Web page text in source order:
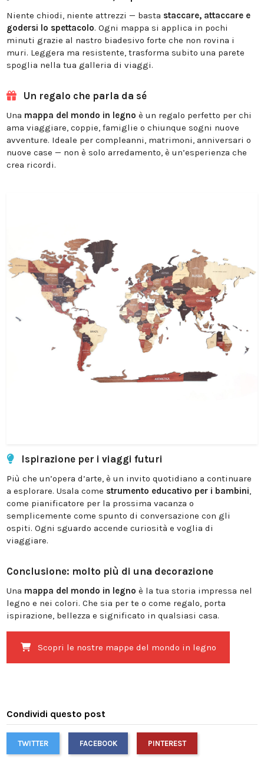
Niente chiodi, niente attrezzi — basta staccare, attaccare e
godersi lo spettacolo. Ogni mappa si applica in pochi
minuti grazie al nastro biadesivo forte che non rovina i
muri. Leggera ma resistente, trasforma subito una parete
spoglia nella tua galleria di viaggi.
Un regalo che parla da sé
Una mappa del mondo in legno è un regalo perfetto per chi
ama viaggiare, coppie, famiglie o chiunque sogni nuove
avventure. Ideale per compleanni, matrimoni, anniversari o
nuove case — non è solo arredamento, è un’esperienza che
crea ricordi.
Ispirazione per i viaggi futuri
Più che un’opera d’arte, è un invito quotidiano a continuare
a esplorare. Usala come strumento educativo per i bambini,
come pianificatore per la prossima vacanza o
semplicemente come spunto di conversazione con gli
ospiti. Ogni sguardo accende curiosità e voglia di
viaggiare.
Conclusione: molto più di una decorazione
Una mappa del mondo in legno è la tua storia impressa nel
legno e nei colori. Che sia per te o come regalo, porta
ispirazione, bellezza e significato in qualsiasi casa.
Scopri le nostre mappe del mondo in legno
Condividi questo post
TWITTER FACEBOOK PINTEREST